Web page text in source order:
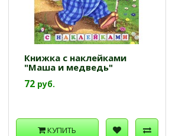
Книжка с наклейками
"Маша и медведь"
72 руб.
КУПИТЬ